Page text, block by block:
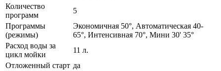
Количество
программ
5
Программы
(режимы)
Экономичная 50°, Автоматическая 40-
65°, Интенсивная 70°, Мини 30' 35°
Расход воды за
цикл мойки
11 л.
Отложенный старт да